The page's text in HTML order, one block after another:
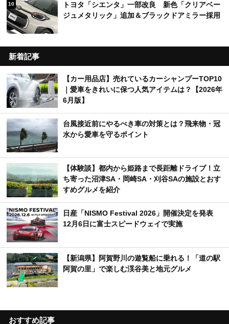
10
トヨタ「シエンタ」一部改良 新色「クリアベー
ジュメタリック」追加＆ブラックドアミラー採用
新着記事
【カー用品店】売れているカーシャンプーTOP10
｜愛車をきれいに保つ人気アイテムは？【2026年
6月版】
台風接近前にやるべき車の対策とは？飛来物・冠
水から愛車を守るポイント
【体験談】都内から姫路まで長距離ドライブ！立
ち寄った沼津SA・岡崎SA・刈谷SAの施設とおす
すめグルメを紹介
日産「NISMO Festival 2026」開催決定を発表
12月6日に富士スピードウェイで実施
【新潟県】阿賀野川の遊覧船に乗れる！「道の駅
阿賀の里」で楽しむ渓谷美と地元グルメ
おすすめ記事